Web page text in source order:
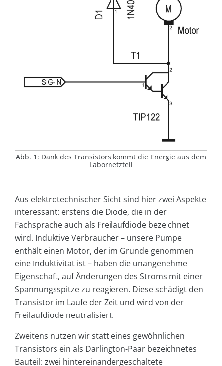
Abb. 1: Dank des Transistors kommt die Energie aus dem
Labornetzteil
Aus elektrotechnischer Sicht sind hier zwei Aspekte
interessant: erstens die Diode, die in der
Fachsprache auch als Freilaufdiode bezeichnet
wird. Induktive Verbraucher – unsere Pumpe
enthält einen Motor, der im Grunde genommen
eine Induktivität ist – haben die unangenehme
Eigenschaft, auf Änderungen des Stroms mit einer
Spannungsspitze zu reagieren. Diese schädigt den
Transistor im Laufe der Zeit und wird von der
Freilaufdiode neutralisiert.
Zweitens nutzen wir statt eines gewöhnlichen
Transistors ein als Darlington-Paar bezeichnetes
Bauteil: zwei hintereinandergeschaltete